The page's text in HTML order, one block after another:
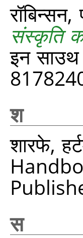
संस्कृति
इन
श
शारफे,
स